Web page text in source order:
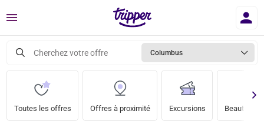
Menu
Cherchez votre offre Columbus
Toutes les offres Offres à proximité Excursions Beauté &